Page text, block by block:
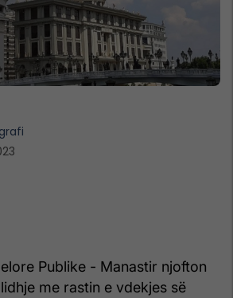
Publike - Manastir njofton
me rastin e vdekjes së